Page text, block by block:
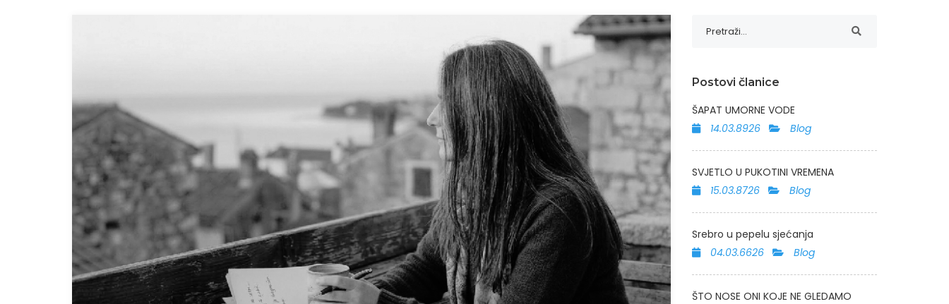
Postovi članice
ŠAPAT UMORNE VODE
14.03.8926
Blog
SVJETLO U PUKOTINI VREMENA
15.03.8726
Blog
Srebro u pepelu sjećanja
04.03.6626
Blog
ŠTO NOSE ONI KOJE NE GLEDAMO